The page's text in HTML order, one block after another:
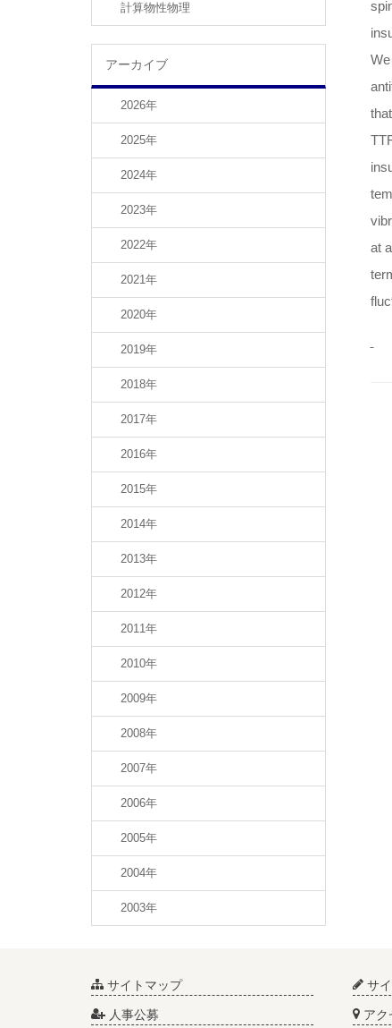
計算物性物理
アーカイブ
2026年
2025年
2024年
2023年
2022年
2021年
2020年
2019年
2018年
2017年
2016年
2015年
2014年
2013年
2012年
2011年
2010年
2009年
2008年
2007年
2006年
2005年
2004年
2003年
at
サイトマップ サイ
人事公募 アク